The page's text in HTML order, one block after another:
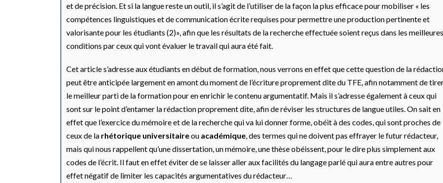
et de précision. Et si la langue reste un outil, il s’agit de l’utiliser de la façon la plus efficace pour mobiliser « les
compétences linguistiques et de communication écrite requises pour permettre une production pertinente et
valorisante pour les étudiants (2)», afin que les résultats de la recherche effectuée soient reçus dans les meilleures
conditions par ceux qui vont évaluer le travail qui aura été fait.
Cet article s’adresse aux étudiants en début de formation, nous verrons en effet que cette question de la
peut être anticipée largement en amont du moment de l’écriture proprement dite du TFE, afin notamment de
le meilleur parti de la formation pour en enrichir le contenu argumentatif. Mais il s’adresse également à ceux qui
sont sur le point d’entamer la rédaction proprement dite, afin de réviser les structures de langue utiles. On sait en
effet que l’exercice du mémoire et de la recherche qui va lui donner forme, obéit à des codes, qui sont proches de
ceux de la rhétorique universitaireou académique, des termes qui ne doivent pas effrayer le futur rédacteur,
mais qui nous rappellent qu’une dissertation, un mémoire, une thèse obéissent, pour le dire plus simplement aux
codes de l’écrit. Il faut en effet éviter de se laisser aller aux facilités du langage parlé qui aura entre autres pour
effet négatif de limiter les capacités argumentatives du rédacteur…